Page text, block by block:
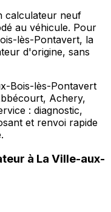
calculateur neuf
au véhicule. Pour
lès-Pontavert, la
d'origine, sans
Bois-lès-Pontavert
Achery,
: diagnostic,
et renvoi rapide
à La Ville-aux-